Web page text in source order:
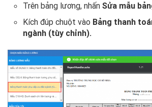
Trên bảng lương, nhấn Sửa mẫu
Kích đúp chuột vào Bảng thanh
ngành (tùy chỉnh).